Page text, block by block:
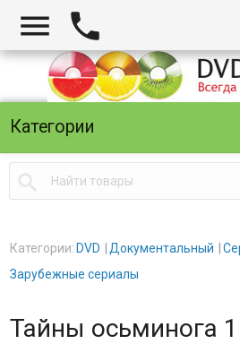
 
Категории

Категории: DVD Документальный
Зарубежные сериалы
Тайны осьминога